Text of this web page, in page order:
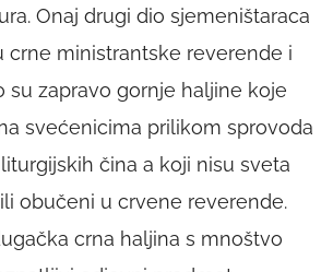
Onaj drugi dio sjemeništaraca
crne ministrantske reverende i
su zapravo gornje haljine koje
svećenicima prilikom sprovoda
čina a koji nisu sveta
obučeni u crvene reverende.
crna haljina s mnoštvo